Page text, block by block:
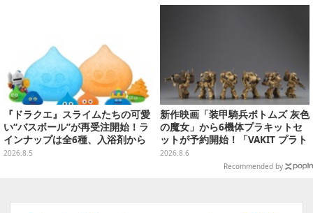
『ドラクエ』スライムたちの可愛
い“バスボール”が再受注開始！ラ
インナップは全6種、入浴剤から
モンスターのフィギュアが出てく
2026.8.5
新作映画「装甲騎兵ボトムズ 灰色
の魔女」から6機体プラキットセ
ットが予約開始！「VAKIT プラト
ーン」第1弾、各部関節可動仕様
2026.8.6
Recommended by